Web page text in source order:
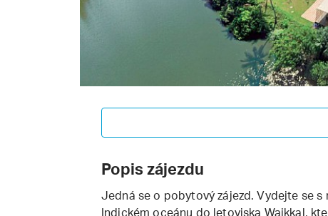
Popis zájezdu
Jedná se o pobytový zájezd. Vydejte se
Indickém oceánu do letoviska Waikkal,